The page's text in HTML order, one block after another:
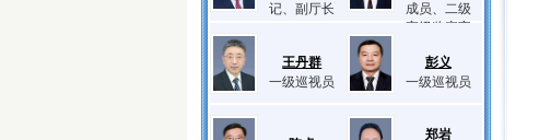
记、副厅长
成员、二级
高级监察官
王丹群
一级巡视员
彭义
一级巡视员
郑岩